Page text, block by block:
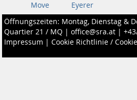
Move
Eyerer
Öffnungszeiten: Montag, Dienstag &
Quartier 21 / MQ | office@sra.at |
Impressum | Cookie Richtlinie /